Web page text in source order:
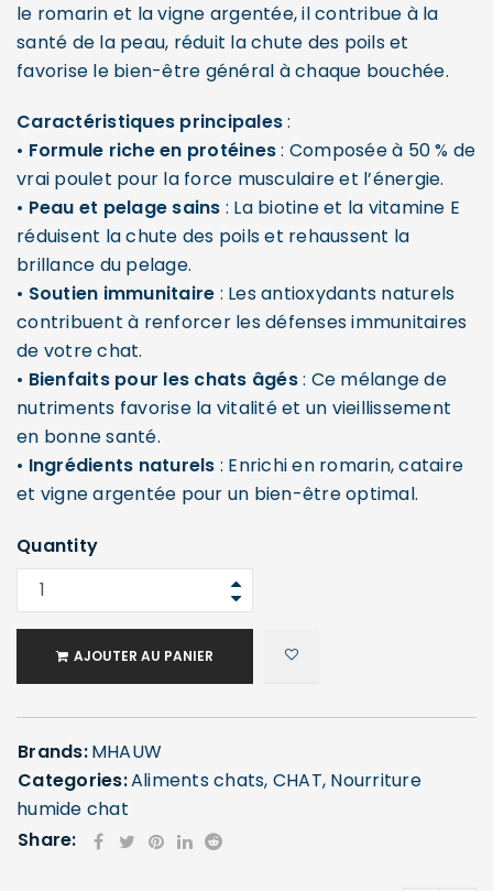
le romarin et la vigne argentée, il contribue à la
santé de la peau, réduit la chute des poils et
favorise le bien-être général à chaque bouchée.
Caractéristiques principales:
• Formule riche en protéines: Composée à 50 % de
vrai poulet pour la force musculaire et l’énergie.
• Peau et pelage sains : La biotine et la vitamine E
réduisent la chute des poils et rehaussent la
brillance du pelage.
• Soutien immunitaire : Les antioxydants naturels
contribuent à renforcer les défenses immunitaires
de votre chat.
• Bienfaits pour les chats âgés: Ce mélange de
nutriments favorise la vitalité et un vieillissement
en bonne santé.
• Ingrédients naturels : Enrichi en romarin, cataire
et vigne argentée pour un bien-être optimal.
Quantity
AJOUTER AU PANIER
Brands:MHAUW
Categories:Aliments chats, CHAT, Nourriture
humide chat
Share: